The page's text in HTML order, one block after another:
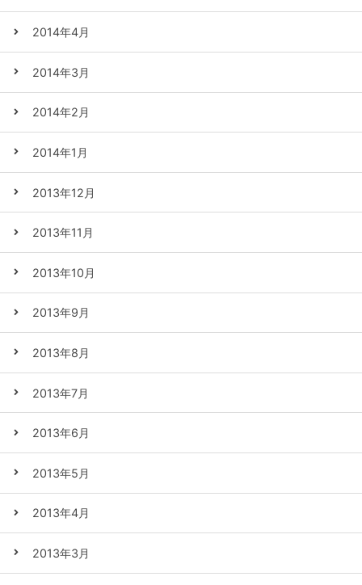
2014年4月
2014年3月
2014年2月
2014年1月
2013年12月
2013年11月
2013年10月
2013年9月
2013年8月
2013年7月
2013年6月
2013年5月
2013年4月
2013年3月